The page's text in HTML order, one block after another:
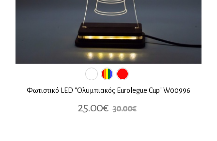
Φωτιστικό LED "Ολυμπιακός Eurolegue Cup" W00996
25.00€ 30.00€